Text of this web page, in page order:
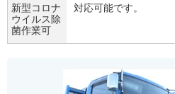
新型コロナ
ウイルス除
菌作業可
対応可能です。